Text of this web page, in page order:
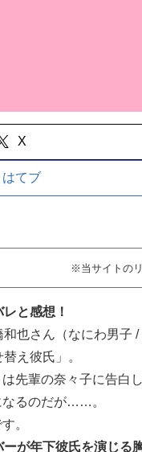
X
はてブ
※当サイトの
と感想！
和也さん（なにわ男子
え彼氏」。
先輩の奈々子に告白
なるのだが……。
。
が年下彼氏を演じ